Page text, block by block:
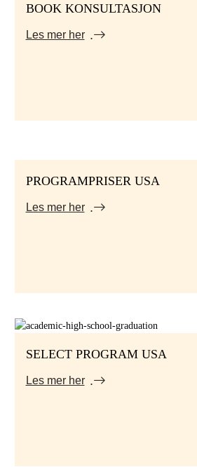
BOOK KONSULTASJON
Les mer her
PROGRAMPRISER USA
Les mer her
SELECT PROGRAM USA
Les mer her